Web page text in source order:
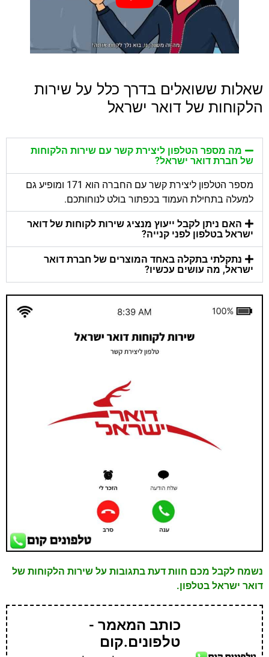
שאלות ששואלים בדרך כלל על שירות
הלקוחות של דואר ישראל
מה מספר הטלפון ליצירת קשר עם שירות הלקוחות
של חברת דואר ישראל?
מספר הטלפון ליצירת קשר עם החברה הוא 171 ומופיע גם
למעלה בתחילת העמוד בכפתור בולט לנוחותכם.
האם ניתן לקבל ייעוץ מנציג שירות לקוחות של דואר
ישראל בטלפון לפני קנייה?
נתקלתי בתקלה באחד המוצרים של חברת דואר
ישראל, מה עושים עכשיו?
נשמח לקבל מכם חוות דעת בתגובות על שירות הלקוחות של
דואר ישראל בטלפון.
כותב המאמר -
טלפונים.קום